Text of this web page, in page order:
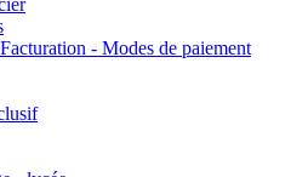
Facturation - Modes de paiement